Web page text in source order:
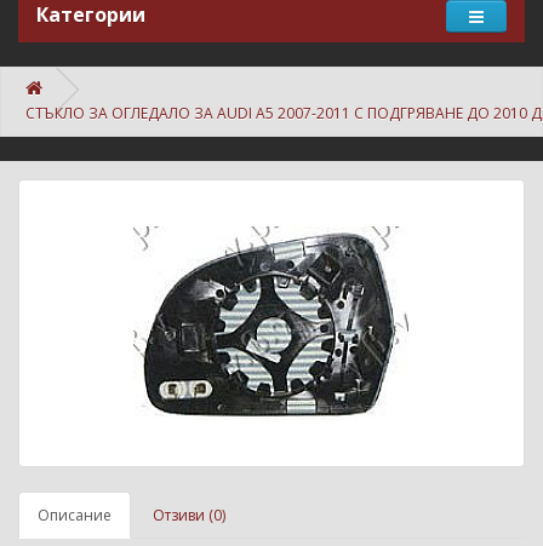
Категории
СТЪКЛО ЗА ОГЛЕДАЛО ЗА AUDI A5 2007-2011 С ПОДГРЯВАНЕ ДО 2010
Описание Отзиви (0)